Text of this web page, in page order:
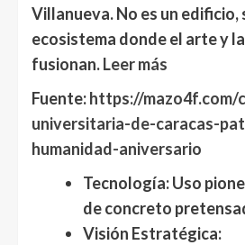
Villanueva. No es un edificio,
ecosistema donde el arte y
fusionan.Leer más
Fuente:https://mazo4f.com/
universitaria-de-caracas-
humanidad-aniversario
Tecnología:Uso
de concreto
Visión Estratégica: